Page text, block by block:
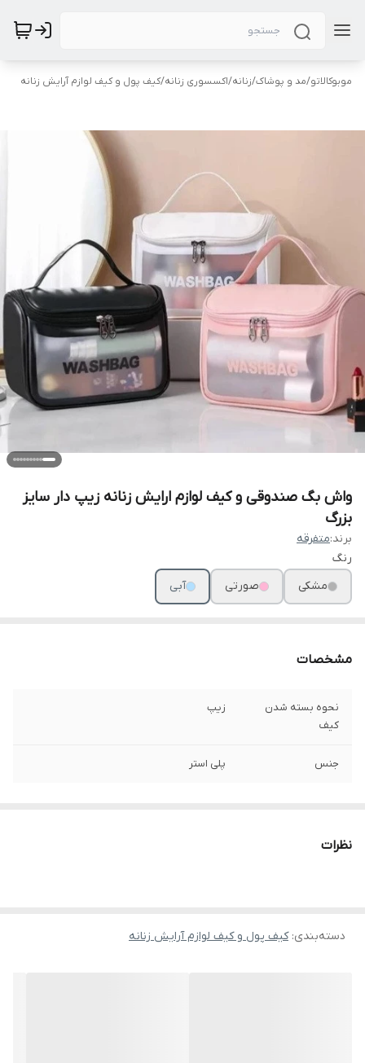
موبوکالاتو/مد و پوشاک/زنانه/اکسسوری زنانه/کیف پول و کیف لوازم آرایش زنانه
واش بگ صندوقی و کیف لوازم ارایش زنانه زیپ دار سایز
بزرگ
برند:متفرقه
رنگ
مشکی
صورتی آبی
مشخصات
نحوه بسته شدن
کیف
زیپ
جنس پلی استر
نظرات
دسته‌بندی:کیف پول و کیف لوازم آرایش زنانه